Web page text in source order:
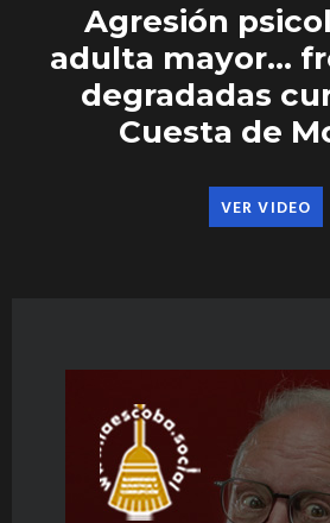
Agresión
adulta mayor…
degradadas
Cuesta de
VER VIDEO